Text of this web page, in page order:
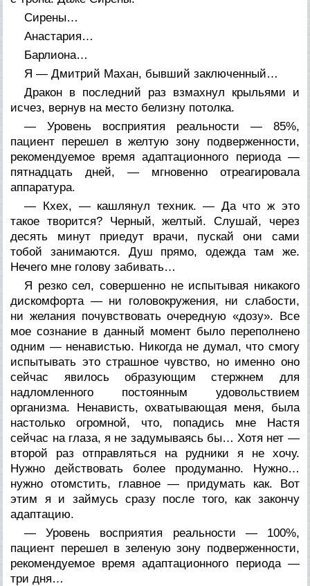
Сирены…
Анастария…
Барлиона…
Я — Дмитрий Махан, бывший заключенный…
Дракон в последний раз взмахнул крыльями и
исчез, вернув на место белизну потолка.
— Уровень восприятия реальности — 85%,
пациент перешел в желтую зону подверженности,
рекомендуемое время адаптационного периода —
пятнадцать дней, — мгновенно отреагировала
аппаратура.
— Кхех, — кашлянул техник. — Да что ж это
такое творится? Черный, желтый. Слушай, через
десять минут приедут врачи, пускай они сами
тобой занимаются. Душ прямо, одежда там же.
Нечего мне голову забивать…
Я резко сел, совершенно не испытывая никакого
дискомфорта — ни головокружения, ни слабости,
ни желания почувствовать очередную «дозу». Все
мое сознание в данный момент было переполнено
одним — ненавистью. Никогда не думал, что смогу
испытывать это страшное чувство, но именно оно
сейчас явилось образующим стержнем для
надломленного постоянным удовольствием
организма. Ненависть, охватывающая меня, была
настолько огромной, что, попадись мне Настя
сейчас на глаза, я не задумываясь бы… Хотя нет —
второй раз отправляться на рудники я не хочу.
Нужно действовать более продуманно. Нужно…
нужно отомстить, главное — придумать как. Вот
этим я и займусь сразу после того, как закончу
адаптацию.
— Уровень восприятия реальности — 100%,
пациент перешел в зеленую зону подверженности,
рекомендуемое время адаптационного периода —
три дня…